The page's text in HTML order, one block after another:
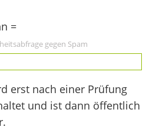
=
gegen Spam
erst nach einer Prüfung
und ist dann öffentlich